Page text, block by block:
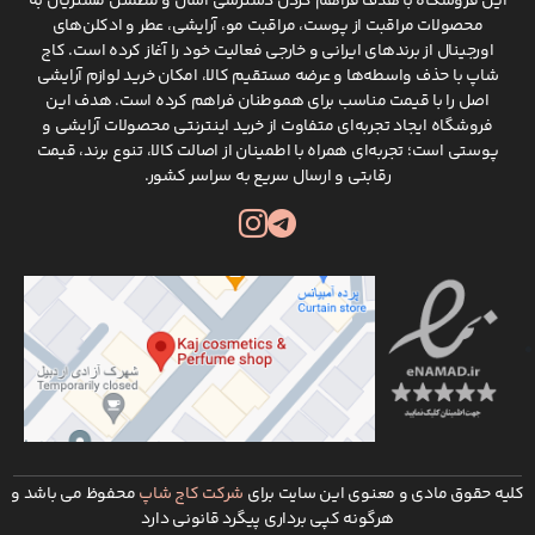
برای آرایش هستند که در اولین مرحله یک روتین آرایشی
استفاده می‌شوند. پرایمرها پوست را نرم کرده و با
پوشاندن چروک‌های ریز، پوست را برای کرم پودر زدن آماده
می‌کنند. یک پرایمر خوب همچنین می‌تواند درخشش را به
میکاپ شما اضافه کند و ماندگاری آرایش را روی پوست‌تان
بالا ببرد. اما کانسیلر به منظور پوشاندن لکه‌های تیره یا
تیرگی دور چشم استفاده می‌شود و کانسیلر زدن در روتین
پوستی بعد از زدن پرایمر و کرم پودر انجام می‌شود.
بنابراین برای اینکه هیچوقت فرق این دو محصول را
فراموش نکنید، جدول زیر را به خاطر بسپارید؛
برای مشاهده بیشتر اسکرول کنید
برای مشاهده بیشتر اسکرول کنید
کانسیلر
محصولات مراقبت از پوست، مراقبت مو، آرایشی، عطر و ادکلن‌های
اورجینال از برندهای ایرانی و خارجی فعالیت خود را آغاز کرده است. کاج
شاپ با حذف واسطه‌ها و عرضه مستقیم کالا، امکان خرید لوازم آرایشی
اصل را با قیمت مناسب برای هموطنان فراهم کرده است. هدف این
فروشگاه ایجاد تجربه‌ای متفاوت از خرید اینترنتی محصولات آرایشی و
پوستی است؛ تجربه‌ای همراه با اطمینان از اصالت کالا، تنوع برند، قیمت
رقابتی و ارسال سریع به سراسر کشور.
کلیه حقوق مادی و معنوی این سایت برای شرکت کاج شاپمحفوظ می باشد و
هرگونه کپی برداری پیگرد قانونی دارد